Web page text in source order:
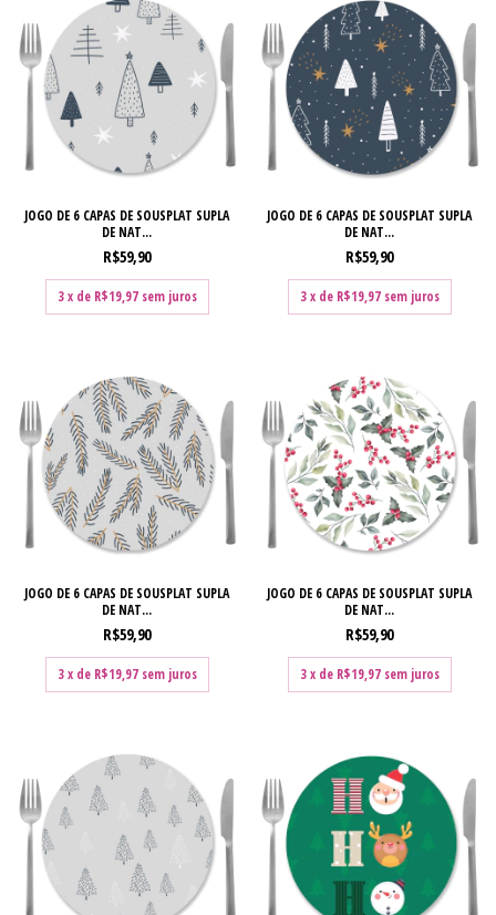
JOGO DE 6 CAPAS DE SOUSPLAT SUPLA
DE NAT...
R$59,90
3 x de R$19,97 sem juros
JOGO DE 6 CAPAS DE SOUSPLAT SUPLA
DE NAT...
R$59,90
3 x de R$19,97 sem juros
JOGO DE 6 CAPAS DE SOUSPLAT SUPLA
DE NAT...
R$59,90
3 x de R$19,97 sem juros
JOGO DE 6 CAPAS DE SOUSPLAT SUPLA
DE NAT...
R$59,90
3 x de R$19,97 sem juros